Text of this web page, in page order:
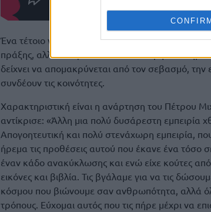
Ένα τέτοιο γεγονός δεν μπορεί να περάσει
πράξης, αλλά και γιατί αποτελεί ακόμη ένα
δείχνει να απομακρύνεται από τον σεβασμό, την
συνδέουν τις κοινότητες.
Χαρακτηριστική είναι η ανάρτηση του Πέτρου
αντίκρισε: «Άλλη μια πολύ δυσάρεστη εμπειρία
Απογοητευτική και πολύ στενάχωρη
ήρεμα τις προθέσεις αυτού που έκανε ένα
έναν κάδο ανακύκλωσης και ενώ είχε κούτες
εικόνες και βιβλία. Τις βγάλαμε για να τις
κόσμου που βιώνουμε σαν ανθρωπότητα, αλλά
τρόπους. Εύχομαι αυτός που τις πήρε μέχρι να